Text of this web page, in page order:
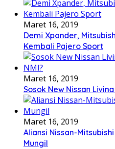
Maret 16, 2019
Demi Xpander,
Kembali Pajero Sport
Maret 16, 2019
Sosok New Nissan
Maret 16, 2019
Aliansi Nissan-
Mungil